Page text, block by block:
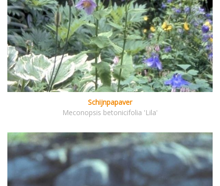
Schijnpapaver
Meconopsis betonicifolia 'Lila'